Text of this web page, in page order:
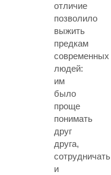
отличие
позволило
выжить
предкам
современных
людей:
им
было
проще
понимать
друг
друга,
сотрудничать
и